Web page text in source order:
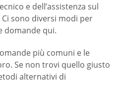
e dell’assistenza sul
sono diversi modi per
domande qui.
più comuni e le
Se non trovi quello giusto
alternativi di